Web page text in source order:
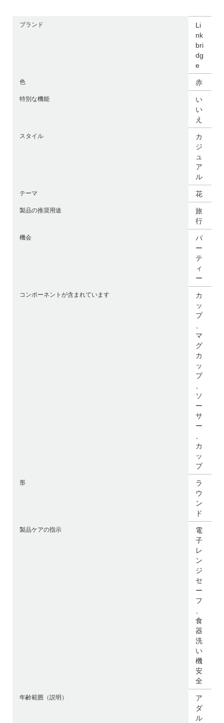
ブランド
Li
nk
bri
dg
e
色 赤
特別な機能
い
い
え
スタイル
カ
ジ
ュ
ア
ル
テーマ 花
製品の推奨用途
旅
行
機会
パ
ー
テ
ィ
ー
コンポーネントが含まれています
カ
ッ
プ
マ
グ
カ
ッ
プ
ソ
ー
サ
ー
カ
ッ
プ
形
ラ
ウ
ン
ド
製品ケアの指示
電
子
レ
ン
ジ
セ
ー
フ
食
器
洗
い
機
安
全
年齢範囲（説明）
ア
ダ
ル